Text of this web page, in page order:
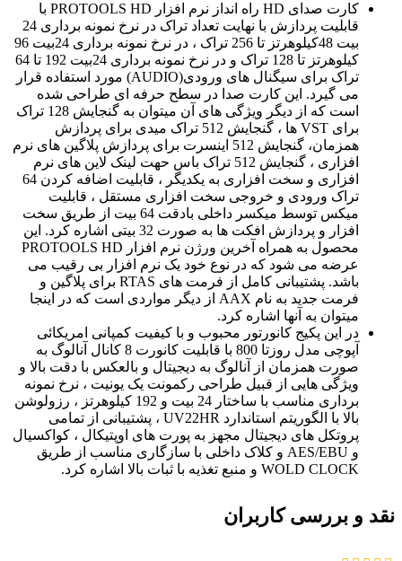
کارت صدای HD راه انداز نرم افزار PROTOOLS HD با
قابلیت پردازش با نهایت تعداد تراک در نرخ نمونه برداری 24
بیت 48کیلوهرتز تا 256 تراک ، در نرخ نمونه برداری 24بیت 96
کیلوهرتز تا 128 تراک و در نرخ نمونه برداری 24بیت 192 تا 64
تراک برای سیگنال های ورودی(AUDIO) مورد استفاده قرار
می گیرد. این کارت صدا در سطح حرفه ای طراحی شده
است که از دیگر ویژگی های آن میتوان به گنجایش 128 تراک
برای VST ها ، گنجایش 512 تراک میدی برای پردازش
همزمان، گنجایش 512 اینسرت برای پردازش پلاگین های نرم
افزاری ، گنجایش 512 تراک باس حهت لینک لاین های نرم
افزاری و سخت افزاری به یکدیگر ، قابلیت اضافه کردن 64
تراک ورودی و خروجی سخت افزاری مستقل ، قابلیت
میکس توسط میکسر داخلی بادقت 64 بیت از طریق سخت
افزار و پردازش افکت ها به صورت 32 بیتی اشاره کرد. این
محصول به همراه آخرین ورژن نرم افزار PROTOOLS HD
عرضه می شود که در نوع خود یک نرم افزار بی رقیب می
باشد. پشتیبانی کامل از فرمت های RTAS برای پلاگین و
فرمت جدید به نام AAX از دیگر مواردی است که در اینجا
میتوان به آنها اشاره کرد.
در این پکیج کانورتور محبوب و با کیفیت کمپانی امریکائی
آپوچی مدل روزتا 800 با قابلیت کانورت 8 کانال آنالوگ به
صورت همزمان از آنالوگ به دیجیتال و بالعکس با دقت بالا و
ویژگی هایی از قبیل طراحی رکمونت یک یونیت ، نرخ نمونه
برداری مناسب با ساختار 24 بیت و 192 کیلوهرتز ، رزولوشن
بالا با الگوریتم استاندارد UV22HR ، پشتیبانی از تمامی
پروتکل های دیجیتال مجهز به پورت های اوپتیکال ، کواکسیال
و AES/EBU و کلاک داخلی با سازگاری مناسب از طریق
WOLD CLOCK و منبع تغذیه با ثبات بالا اشاره کرد.
نقد و بررسی کاربران